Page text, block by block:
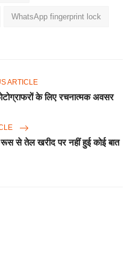
WhatsApp fingerprint lock
ARTICLE
के लिए रचनात्मक अवसर
रूस से तेल खरीद पर नहीं हुई कोई बात